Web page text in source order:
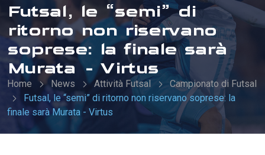
Futsal, le “semi” di
ritorno non riservano
soprese: la finale sarà
Murata - Virtus
Home News Attività Futsal
Campionato di Futsal
Futsal, le “semi” di ritorno non riservano soprese: la
finale sarà Murata - Virtus